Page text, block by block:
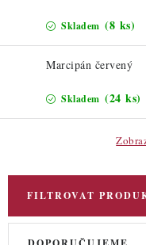
ZNAČKY
Nepřevzetí zásilky na
Podmínky ochrany
Skladem (8 ks)
Marcipán červený
Skladem (24 ks)
FILTROVAT
V
Ř